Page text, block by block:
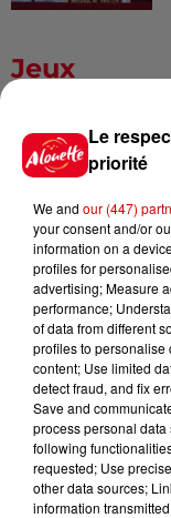
Jeux
Le
priorité
We and our (447)
your consent and/or
information on a
profiles for
advertising; Measure
performance;
of data from different
profiles to personalise
content; Use limited
detect fraud, and fix
Save and
process personal
following
requested; Use
other data sources;
information